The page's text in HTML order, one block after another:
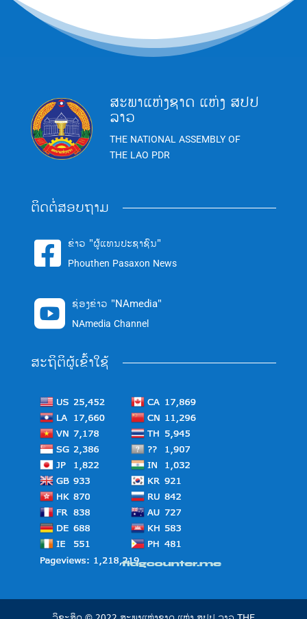
ສະພາແຫ່ງຊາດ ແຫ່ງ ສປປ
ລາວ
THE NATIONAL ASSEMBLY OF
THE LAO PDR
ຕິດຕໍ່ສອບຖາມ
 ຂ່າວ "ຜູ້ແທນປະຊາຊົນ"
Phouthen Pasaxon News
 ຊ່ອງຂ່າວ "NAmedia"
NAmedia Channel
ສະຖິຕິຜູ້ເຂົ້າໃຊ້